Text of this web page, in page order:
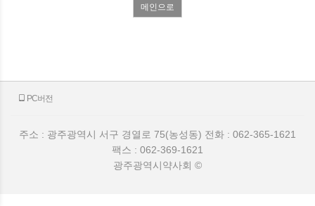
메인으로
PC버전
주소 : 광주광역시 서구 경열로 75(농성동) 전화 : 062-365-1621
팩스 : 062-369-1621
광주광역시약사회 ©